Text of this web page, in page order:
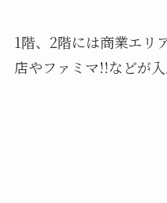
1階、2階には商業エリ
店やファミマ!!などが入